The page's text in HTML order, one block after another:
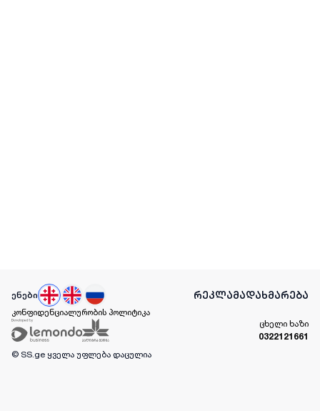
ენები რეკლამადახმარება
კონფიდენციალურობის პოლიტიკა
ცხელი ხაზი
0322121661
© SS.ge ყველა უფლება დაცულია